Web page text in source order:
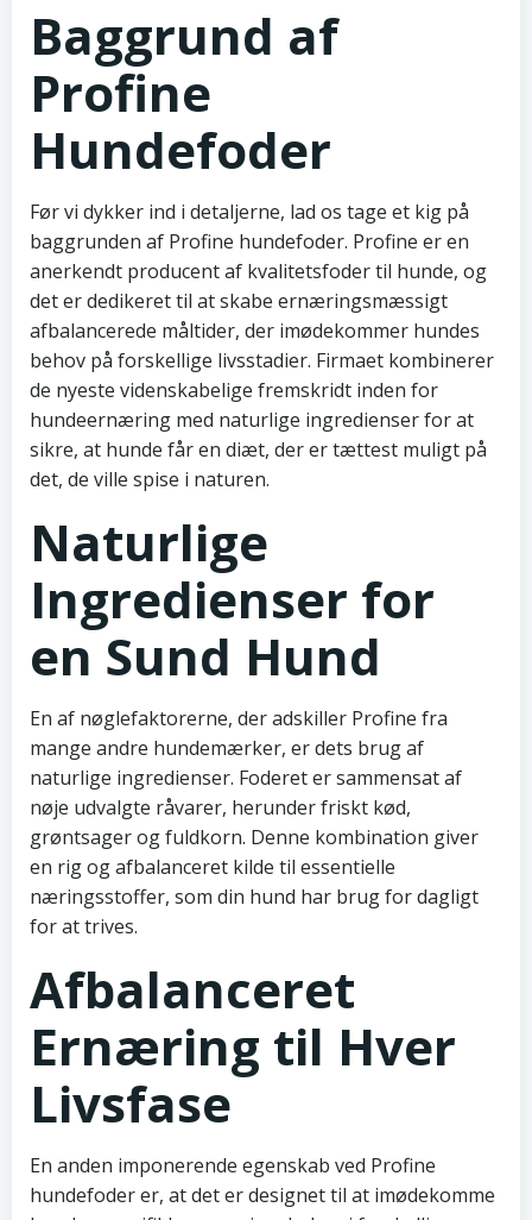
Baggrund af
Profine
Hundefoder
Før vi dykker ind i detaljerne, lad os tage et kig på
baggrunden af Profine hundefoder. Profine er en
anerkendt producent af kvalitetsfoder til hunde, og
det er dedikeret til at skabe ernæringsmæssigt
afbalancerede måltider, der imødekommer hundes
behov på forskellige livsstadier. Firmaet kombinerer
de nyeste videnskabelige fremskridt inden for
hundeernæring med naturlige ingredienser for at
sikre, at hunde får en diæt, der er tættest muligt på
det, de ville spise i naturen.
Naturlige
Ingredienser for
en Sund Hund
En af nøglefaktorerne, der adskiller Profine fra
mange andre hundemærker, er dets brug af
naturlige ingredienser. Foderet er sammensat af
nøje udvalgte råvarer, herunder friskt kød,
grøntsager og fuldkorn. Denne kombination giver
en rig og afbalanceret kilde til essentielle
næringsstoffer, som din hund har brug for dagligt
for at trives.
Afbalanceret
Ernæring til Hver
Livsfase
En anden imponerende egenskab ved Profine
hundefoder er, at det er designet til at imødekomme